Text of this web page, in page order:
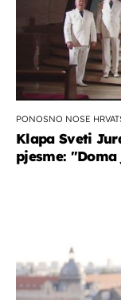
PONOSNO NOSE
Klapa Sveti
pjesme: